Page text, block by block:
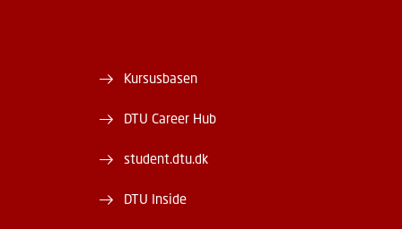
Kursusbasen
DTU Career Hub
student.dtu.dk
DTU Inside